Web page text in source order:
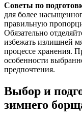
Советы по
для более
правильную
Обязательно
избежать излишней
процессе хранения.
особенности
предпочтения.
Выбор и
зимнего